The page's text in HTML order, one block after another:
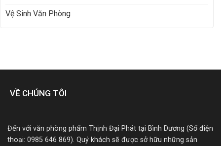
Vệ Sinh Văn Phòng
VỀ CHÚNG TÔI
Đến với văn phòng phẩm Thịnh Đại Phát tại Bình Dương (Số điện
thoại: 0985 646 869). Quý khách sẽ được sở hữu những sản